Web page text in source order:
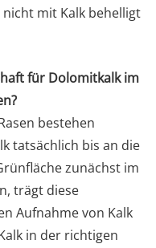
mit Kalk behelligt
für Dolomitkalk im
bestehen
tatsächlich bis an die
zunächst im
trägt diese
Aufnahme von Kalk
in der richtigen